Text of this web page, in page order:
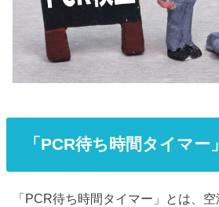
「PCR待ち時間タイマー
「PCR待ち時間タイマー」とは、